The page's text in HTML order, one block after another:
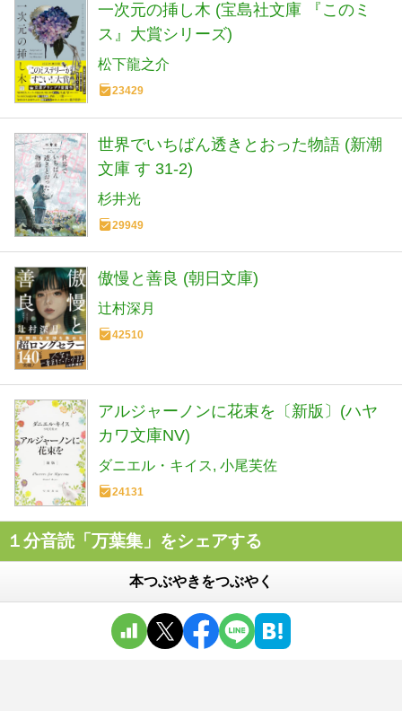
一次元の挿し木 (宝島社文庫 『このミ
ス』大賞シリーズ)
松下龍之介
23429
世界でいちばん透きとおった物語 (新潮
文庫 す 31-2)
杉井光
29949
傲慢と善良 (朝日文庫)
辻村深月
42510
アルジャーノンに花束を〔新版〕(ハヤ
カワ文庫NV)
ダニエル・キイス 小尾芙佐
24131
１分音読「万葉集」をシェアする
本つぶやきをつぶやく